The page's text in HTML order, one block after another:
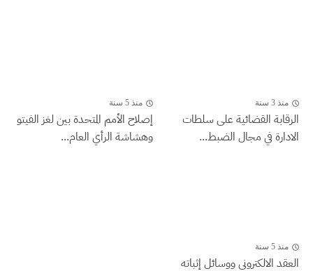
منذ 3 سنة
الرقابة القضائية على سلطات
الادارة في مجال الضبط...
منذ 5 سنة
إصلاح الأمم المتحدة بين لغز الفيتو
وهشاشة الرأي العام...
منذ 5 سنة
العقد الالكتروني ووسائل إثباته